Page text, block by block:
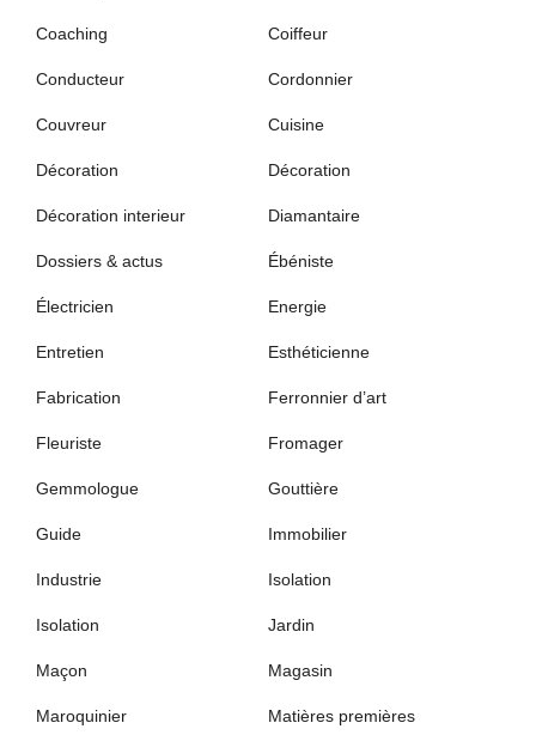
Coaching Coiffeur
Conducteur Cordonnier
Couvreur Cuisine
Décoration Décoration
Décoration interieur Diamantaire
Dossiers & actus Ébéniste
Électricien Energie
Entretien Esthéticienne
Fabrication Ferronnier d’art
Fleuriste Fromager
Gemmologue Gouttière
Guide Immobilier
Industrie Isolation
Isolation Jardin
Maçon Magasin
Maroquinier Matières premières